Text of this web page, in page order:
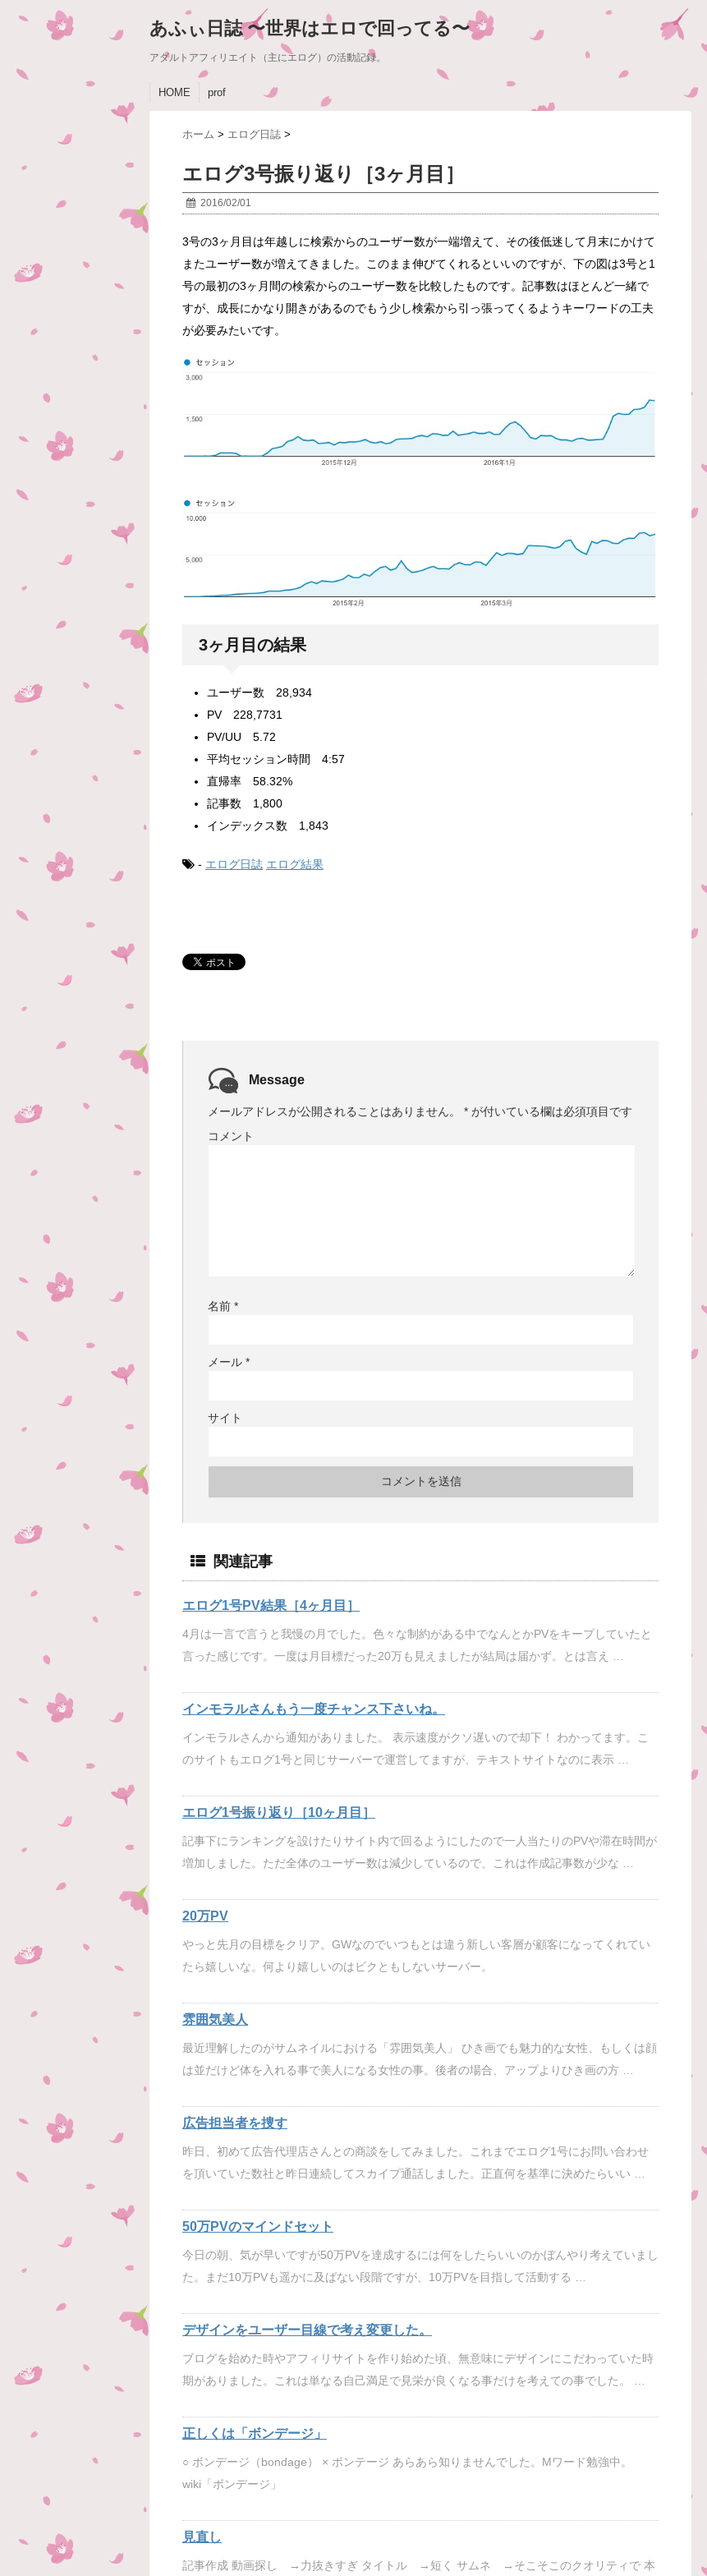
あふぃ日誌 〜世界はエロで回ってる〜
アダルトアフィリエイト（主にエログ）の活動記録。
HOME prof
ホーム > エログ日誌 >
エログ3号振り返り［3ヶ月目］
2016/02/01
3号の3ヶ月目は年越しに検索からのユーザー数が一端増えて、その後低迷して月末にかけて
またユーザー数が増えてきました。このまま伸びてくれるといいのですが、下の図は3号と1
号の最初の3ヶ月間の検索からのユーザー数を比較したものです。記事数はほとんど一緒で
すが、成長にかなり開きがあるのでもう少し検索から引っ張ってくるようキーワードの工夫
が必要みたいです。
3ヶ月目の結果
ユーザー数 28,934
PV 228,7731
PV/UU 5.72
平均セッション時間 4:57
直帰率 58.32%
記事数 1,800
インデックス数 1,843
- エログ日誌 エログ結果
Message
メールアドレスが公開されることはありません。 * が付いている欄は必須項目です
コメント
名前 *
メール *
サイト
関連記事
エログ1号PV結果［4ヶ月目］
4月は一言で言うと我慢の月でした。色々な制約がある中でなんとかPVをキープしていたと
言った感じです。一度は月目標だった20万も見えましたが結局は届かず。とは言え …
インモラルさんもう一度チャンス下さいね。
インモラルさんから通知がありました。 表示速度がクソ遅いので却下！ わかってます。こ
のサイトもエログ1号と同じサーバーで運営してますが、テキストサイトなのに表示 …
エログ1号振り返り［10ヶ月目］
記事下にランキングを設けたりサイト内で回るようにしたので一人当たりのPVや滞在時間が
増加しました。ただ全体のユーザー数は減少しているので、これは作成記事数が少な …
20万PV
やっと先月の目標をクリア。GWなのでいつもとは違う新しい客層が顧客になってくれてい
たら嬉しいな。何より嬉しいのはビクともしないサーバー。
雰囲気美人
最近理解したのがサムネイルにおける「雰囲気美人」 ひき画でも魅力的な女性、もしくは顔
は並だけど体を入れる事で美人になる女性の事。後者の場合、アップよりひき画の方 …
広告担当者を捜す
昨日、初めて広告代理店さんとの商談をしてみました。これまでエログ1号にお問い合わせ
を頂いていた数社と昨日連続してスカイプ通話しました。正直何を基準に決めたらいい …
50万PVのマインドセット
今日の朝、気が早いですが50万PVを達成するには何をしたらいいのかぼんやり考えていまし
た。まだ10万PVも遥かに及ばない段階ですが、10万PVを目指して活動する …
デザインをユーザー目線で考え変更した。
ブログを始めた時やアフィリサイトを作り始めた頃、無意味にデザインにこだわっていた時
期がありました。これは単なる自己満足で見栄が良くなる事だけを考えての事でした。 …
正しくは「ボンデージ」
○ ボンデージ（bondage） × ボンテージ あらあら知りませんでした。Mワード勉強中。
wiki「ボンデージ」
見直し
記事作成 動画探し →力抜きすぎ タイトル →短く サムネ →そこそこのクオリティで 本